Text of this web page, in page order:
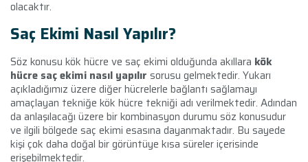
olacaktır.
Saç Ekimi Nasıl Yapılır?
Söz konusu kök hücre ve saç ekimi olduğunda akıllara kök
hücre saç ekimi nasıl yapılır sorusu gelmektedir. Yukarı
açıkladığımız üzere diğer hücrelerle bağlantı sağlamayı
amaçlayan tekniğe kök hücre tekniği adı verilmektedir. Adından
da anlaşılacağı üzere bir kombinasyon durumu söz konusudur
ve ilgili bölgede saç ekimi esasına dayanmaktadır. Bu sayede
kişi çok daha doğal bir görüntüye kısa süreler içerisinde
erişebilmektedir.